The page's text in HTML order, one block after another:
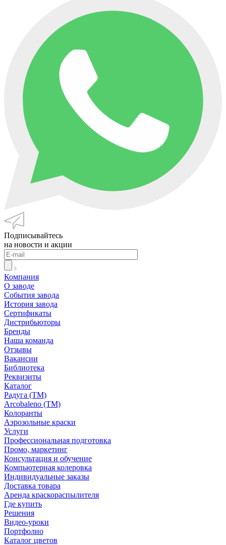
Подписывайтесь
на новости и акции
Компания
О заводе
События завода
История завода
Сертификаты
Дистрибьюторы
Бренды
Наша команда
Отзывы
Вакансии
Библиотека
Реквизиты
Каталог
Радуга (ТМ)
Arcobaleno (ТМ)
Колоранты
Аэрозольные краски
Услуги
Профессиональная подготовка
Промо, маркетинг
Консультация и обучение
Компьютерная колеровка
Индивидуальные заказы
Доставка товара
Аренда краскораспылителя
Где купить
Решения
Видео-уроки
Портфолио
Каталог цветов